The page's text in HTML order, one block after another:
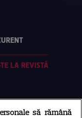
LA REVISTĂ
să rămână